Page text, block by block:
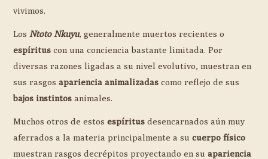
vivimos.
Los Ntoto Nkuyu, generalmente muertos recientes o
espíritus con una conciencia bastante limitada. Por
diversas razones ligadas a su nivel evolutivo, muestran en
sus rasgosapariencia animalizadas como reflejo de sus
bajos instintos animales.
Muchos otros de estosespíritus desencarnados aún muy
aferrados a la materia principalmente a sucuerpo físico
muestran rasgos decrépitos proyectando en suapariencia